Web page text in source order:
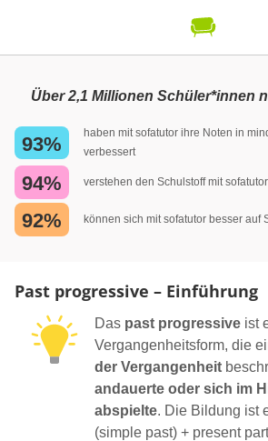
Über 2,1 Millionen Schüler*innen
93%
haben mit sofatutor ihre Noten in
verbessert
94% verstehen den Schulstoff mit
92% können sich mit sofatutor besser auf
Past progressive – Einführung
Das past progressive ist
Vergangenheitsform, die
der Vergangenheit
andauerte oder sich im
abspielte. Die Bildung ist
(simple past) + present